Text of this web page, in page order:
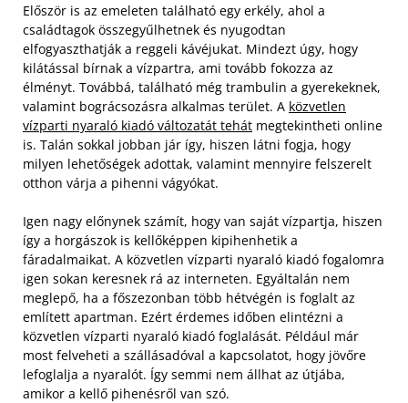
Először is az emeleten található egy erkély, ahol a
családtagok összegyűlhetnek és nyugodtan
elfogyaszthatják a reggeli kávéjukat. Mindezt úgy, hogy
kilátással bírnak a vízpartra, ami tovább fokozza az
élményt. Továbbá, található még trambulin a gyerekeknek,
valamint bográcsozásra alkalmas terület. A közvetlen
vízparti nyaraló kiadó változatát tehát megtekintheti online
is. Talán sokkal jobban jár így, hiszen látni fogja, hogy
milyen lehetőségek adottak, valamint mennyire felszerelt
otthon várja a pihenni vágyókat.
Igen nagy előnynek számít, hogy van saját vízpartja, hiszen
így a horgászok is kellőképpen kipihenhetik a
fáradalmaikat. A közvetlen vízparti nyaraló kiadó fogalomra
igen sokan keresnek rá az interneten. Egyáltalán nem
meglepő, ha a főszezonban több hétvégén is foglalt az
említett apartman. Ezért érdemes időben elintézni a
közvetlen vízparti nyaraló kiadó foglalását. Például már
most felveheti a szállásadóval a kapcsolatot, hogy jövőre
lefoglalja a nyaralót. Így semmi nem állhat az útjába,
amikor a kellő pihenésről van szó.